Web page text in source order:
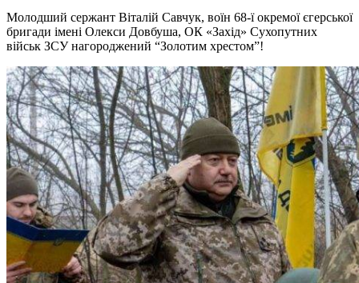
Молодший сержант Віталій Савчук, воїн 68-ї окремої єгерської
бригади імені Олекси Довбуша, ОК «Захід» Сухопутних
військ ЗСУ нагороджений “Золотим хрестом”!